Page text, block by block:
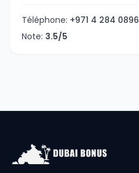
Téléphone: +971 4 284 0896
Note: 3.5/5